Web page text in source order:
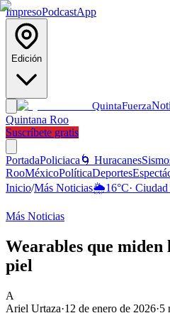
ImpresoPodcastApp
Edición
QuintaFuerza
Quintana Roo
Suscríbete gratis
PortadaPoliciaca 🌀 Huracanes
RooMéxicoPolíticaDeportes
Inicio/Más Noticias🌦️16°C·
Más Noticias
Wearables que miden
piel
A
Ariel Urtaza·12 de enero de 2026·5